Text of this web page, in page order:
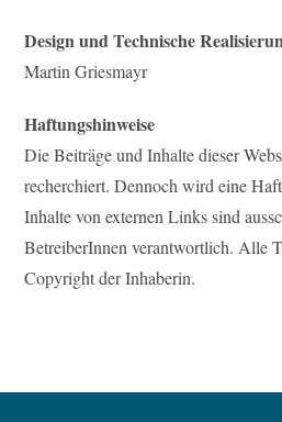
Design und Technische
Martin Griesmayr
Haftungshinweise
Die Beiträge und Inhalte dieser
recherchiert. Dennoch wird eine
Inhalte von externen Links sind
BetreiberInnen verantwortlich. Alle
Copyright der Inhaberin.